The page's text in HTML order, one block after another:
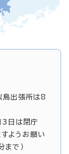
島出張所は8
3日は閉庁
ようお願い
まで）